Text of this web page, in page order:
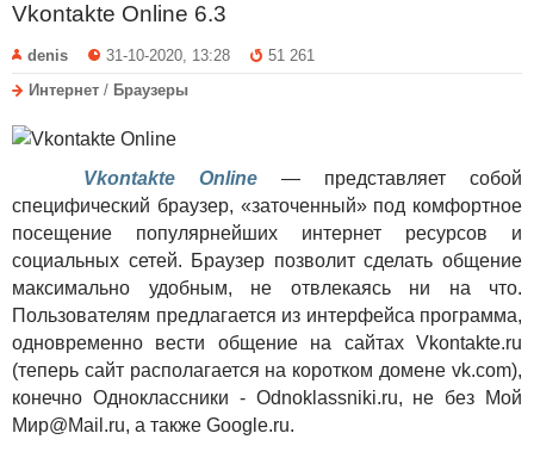
Vkontakte Online 6.3
denis 31-10-2020, 13:28
51 261
Интернет / Браузеры
Vkontakte Online — представляет собой
специфический браузер, «заточенный» под комфортное
посещение популярнейших интернет ресурсов и
социальных сетей. Браузер позволит сделать общение
максимально удобным, не отвлекаясь ни на что.
Пользователям предлагается из интерфейса программа,
одновременно вести общение на сайтах Vkontakte.ru
(теперь сайт располагается на коротком домене vk.com),
конечно Одноклассники - Odnoklassniki.ru, не без Мой
Мир@Mail.ru, а также Google.ru.